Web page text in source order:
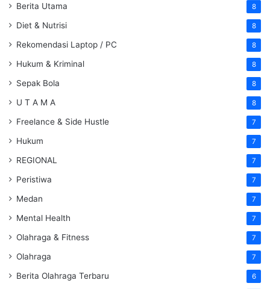
Berita Utama 8
Diet & Nutrisi 8
Rekomendasi Laptop / PC 8
Hukum & Kriminal 8
Sepak Bola 8
U T A M A 8
Freelance & Side Hustle 7
Hukum 7
REGIONAL 7
Peristiwa 7
Medan 7
Mental Health 7
Olahraga & Fitness 7
Olahraga 7
Berita Olahraga Terbaru 6